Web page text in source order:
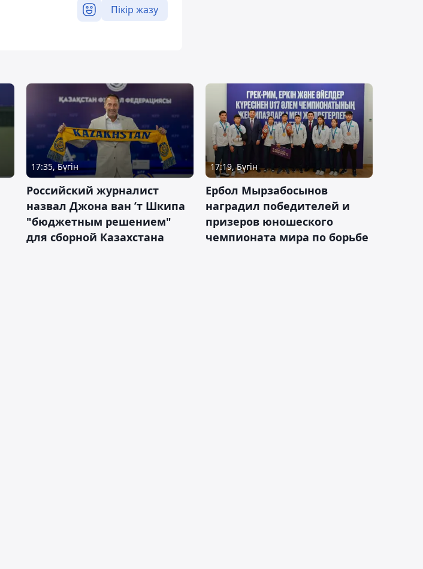
Пікір жазу
17:35, Бүгін
Российский журналист
назвал Джона ван ’т Шкипа
"бюджетным решением"
для сборной Казахстана
17:19, Бүгін
Ербол Мырзабосынов
наградил победителей и
призеров юношеского
чемпионата мира по борьбе